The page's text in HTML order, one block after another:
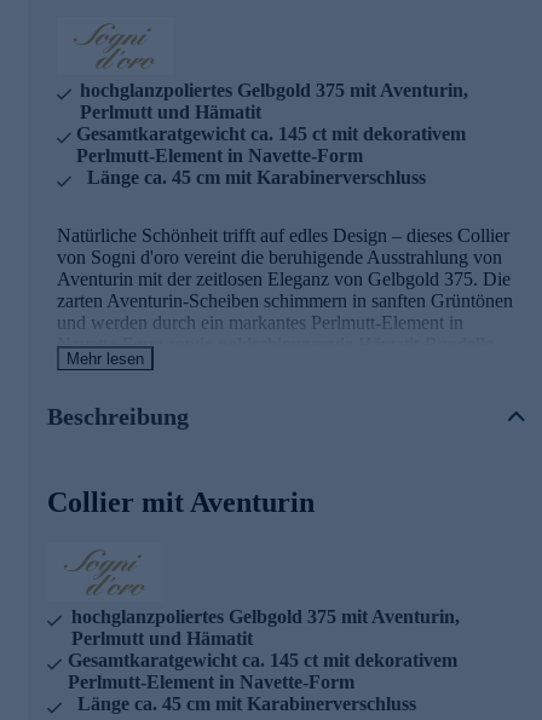
hochglanzpoliertes Gelbgold 375 mit Aventurin,
Perlmutt und Hämatit
Gesamtkaratgewicht ca. 145 ct mit dekorativem
Perlmutt-Element in Navette-Form
Länge ca. 45 cm mit Karabinerverschluss
Natürliche Schönheit trifft auf edles Design – dieses Collier
von Sogni d'oro vereint die beruhigende Ausstrahlung von
Aventurin mit der zeitlosen Eleganz von Gelbgold 375. Die
zarten Aventurin-Scheiben schimmern in sanften Grüntönen
und werden durch ein markantes Perlmutt-Element in
Navette-Form sowie goldschimmernde Hämatit-Rondelle
akzentuiert. Das hochglanzpolierte Gelbgold 375 umrahmt
dem Schmuckstück eine luxuriöse Note. Die harmonische
Kombination aus natürlichen Materialien und edlem
einem Gesamtkaratgewicht von ca. 145 ct präsentiert sich
dieses Schmuckstück als wahres Statement-Piece. Der
angenehmen Tragekomfort. Was die Qualität unserer
Schmuckstücke angeht, gehen wir keine Kompromisse ein.
Aus diesem Grund werden unsere Schmuckwaren von
unserer Qualitätssicherung und seitens des Lieferanten
strengsten Prüfprozessen unterzogen. Unter anderem
beinhalten unsere Prüfprozesse Prüfungen auf Konformität
mit den Bestimmungen der Schweizer
Edelmetallkontrollgesetzgebung. Ein Schmuckstück, das
Mehr lesen
Beschreibung
Collier mit Aventurin
hochglanzpoliertes Gelbgold 375 mit Aventurin,
Perlmutt und Hämatit
Gesamtkaratgewicht ca. 145 ct mit dekorativem
Perlmutt-Element in Navette-Form
Länge ca. 45 cm mit Karabinerverschluss